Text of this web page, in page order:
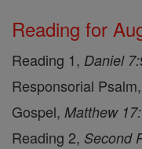
Reading for
Reading 1, Daniel
Responsorial Psalm,
Gospel, Matthew
Reading 2, Second